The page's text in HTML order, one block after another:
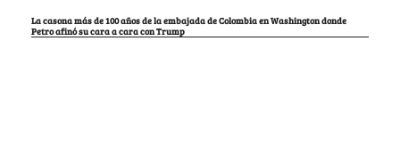
La casona más de 100 años de la embajada de Colombia en Washington donde
Petro afinó su cara a cara con Trump